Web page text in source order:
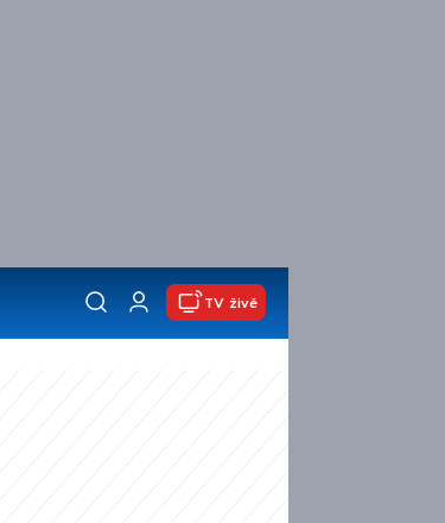
TV živě